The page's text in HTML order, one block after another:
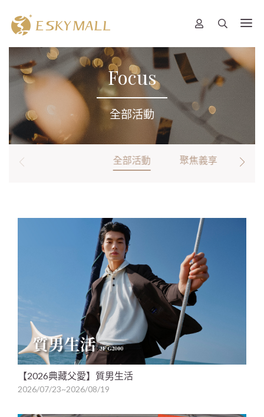
Focus
全部活動
全部活動 聚焦義享
【2026典藏父愛】質男生活
2026/07/23~2026/08/19